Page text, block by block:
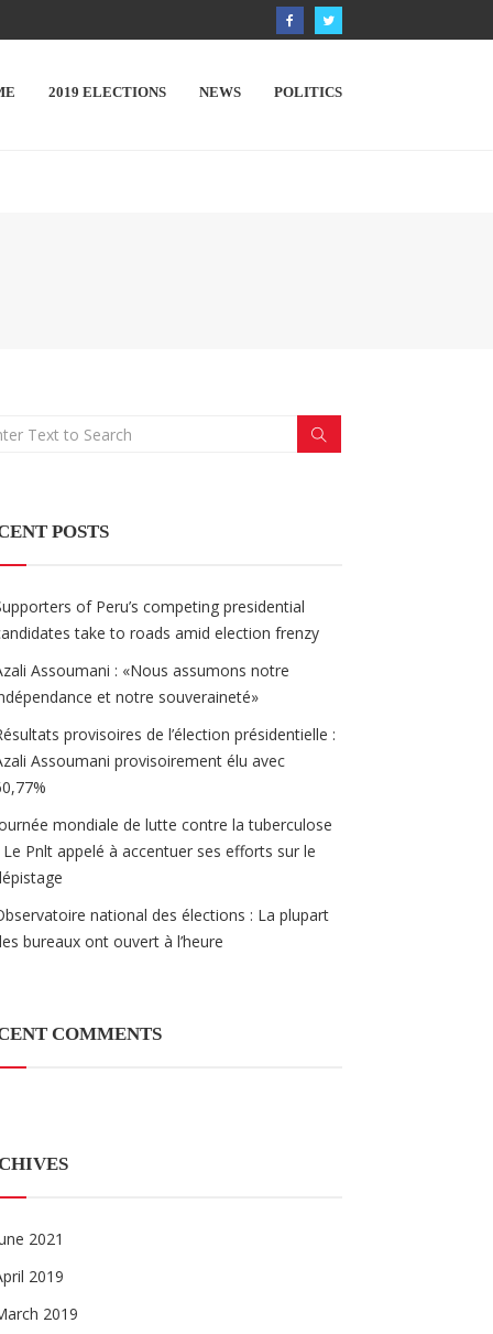
2019 ELECTIONS NEWS POLITICS
POSTS
of Peru’s competing presidential
take to roads amid election frenzy
Assoumani : «Nous assumons notre
et notre souveraineté»
provisoires de l’élection présidentielle :
Assoumani provisoirement élu avec
mondiale de lutte contre la tuberculose
Pnlt appelé à accentuer ses efforts sur le
national des élections : La plupart
bureaux ont ouvert à l’heure
COMMENTS
2021
2019
2019